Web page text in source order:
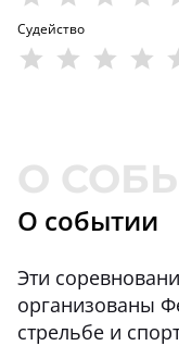
Судейство
О событии
Эти
организованы
стрельбе и